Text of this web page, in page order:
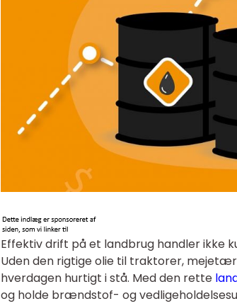
Effektiv drift på et landbrug handler ikke
Uden den rigtige olie til traktorer,
hverdagen hurtigt i stå. Med den rette
og holde brændstof- og